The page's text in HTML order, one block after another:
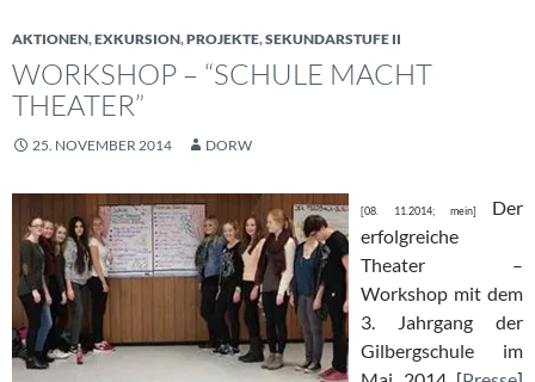
AKTIONEN,EXKURSION,PROJEKTE,SEKUNDARSTUFE II
WORKSHOP – “SCHULE MACHT
THEATER”
25. NOVEMBER 2014 DORW
[08. 11.2014; mein] Der
erfolgreiche
Theater –
Workshop mit dem
3. Jahrgang der
Gilbergschule im